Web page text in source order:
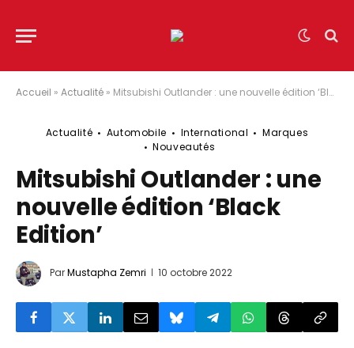
Accueil » Actualité » Mitsubishi Outlander : une nouvelle édition ‘Black Edition’
Actualité Automobile International
Marques
Nouveautés
Mitsubishi Outlander : une
nouvelle édition ‘Black
Edition’
ParMustapha Zemri 10 octobre 2022